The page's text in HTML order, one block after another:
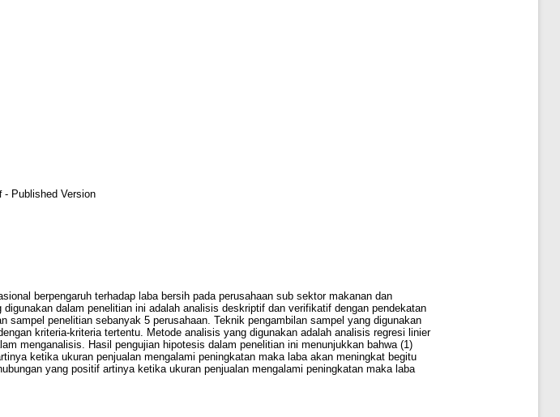
- Published Version
berpengaruh terhadap laba bersih pada perusahaan sub sektor makanan dan
dalam penelitian ini adalah analisis deskriptif dan verifikatif dengan pendekatan
penelitian sebanyak 5 perusahaan. Teknik pengambilan sampel yang digunakan
kriteria-kriteria tertentu. Metode analisis yang digunakan adalah analisis regresi linier
menganalisis. Hasil pengujian hipotesis dalam penelitian ini menunjukkan bahwa (1)
ketika ukuran penjualan mengalami peningkatan maka laba akan meningkat begitu
yang positif artinya ketika ukuran penjualan mengalami peningkatan maka laba